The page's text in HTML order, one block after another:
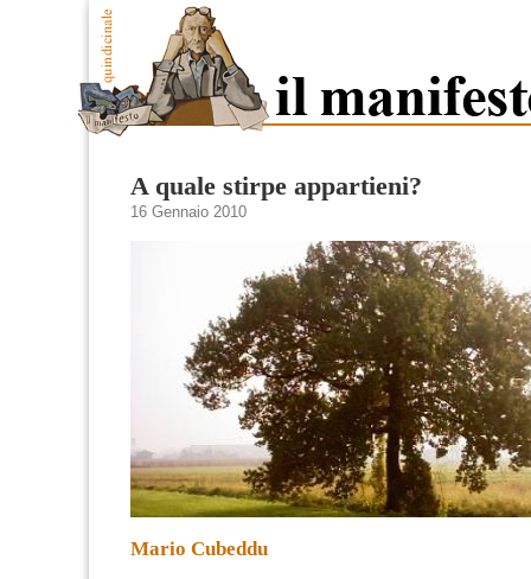
A quale stirpe appartieni?
16 Gennaio 2010
Mario Cubeddu